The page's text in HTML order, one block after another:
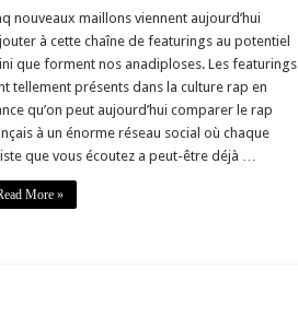
nouveaux maillons viennent aujourd’hui
à cette chaîne de featurings au potentiel
que forment nos anadiploses. Les featurings
tellement présents dans la culture rap en
qu’on peut aujourd’hui comparer le rap
à un énorme réseau social où chaque
que vous écoutez a peut-être déjà …
More »